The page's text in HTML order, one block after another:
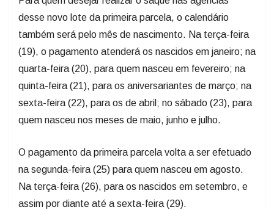
desse novo lote da primeira parcela, o calendário
também será pelo mês de nascimento. Na terça-feira
(19), o pagamento atenderá os nascidos em janeiro; na
quarta-feira (20), para quem nasceu em fevereiro; na
quinta-feira (21), para os aniversariantes de março; na
sexta-feira (22), para os de abril; no sábado (23), para
quem nasceu nos meses de maio, junho e julho.
O pagamento da primeira parcela volta a ser efetuado
na segunda-feira (25) para quem nasceu em agosto.
Na terça-feira (26), para os nascidos em setembro, e
assim por diante até a sexta-feira (29).